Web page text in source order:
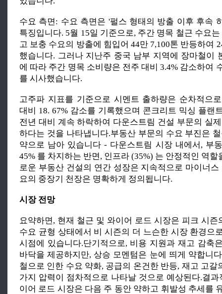
수요 측면: 수요 측면은 '펄스 형태의 방출 이후 후속
특징입니다. 5월 15일 기준으로, 주간 명목 철근 수요
고 보충 수요의 방출에 힘입어 44만 7,100톤 반등하여
했습니다. 그러나 지난주 중국 남부 지역에 장마철이
에 따라 주간 명목 소비량은 전주 대비 3.4% 감소하여
를 시사했습니다.
고주파 지표를 기준으로 시멘트 출하량은 순차적으
대비 18. 67% 감소를 기록했으며 콘크리트 믹싱 플랜
전년 대비 계속 하락하여 다운스트림 건설 부문의 실
하다는 것을 나타냅니다.부동산 부문의 수요 부진은
약으로 남아 있습니다 - 다운스트림 시장 내에서, 부
45% 를 차지하는 반면, 인프라 (35%) 는 안정적인 역할
로운 부동산 건설의 연간 성장은 지속적으로 마이너
요의 중장기 천장은 명확하게 정의됩니다.
시장 전망
요약하면, 현재 철근 및 와이어 로드 시장은 피크 시즌
수요 균형 상태에서 비 시즌의 더 느슨한 시장 환경으
시점에 있습니다.단기적으로, 비용 지원과 재고 감축
바닥을 제공하지만, 상승 모멘텀은 눈에 띄게 약합니
철으로 인한 수요 약화, 공급의 온건한 반등, 재고 고갈
가지 압력이 점차적으로 나타날 것으로 예상된다.결
이어 로드 시장은 다음 주 동안 약하고 휘발성 추세를